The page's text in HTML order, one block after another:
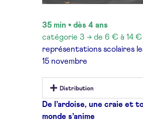
35 min • dès 4 ans
catégorie 3 → de 6 € à 14 €
représentations scolaires
15 novembre
Distribution
De l’ardoise, une craie et
monde s’anime